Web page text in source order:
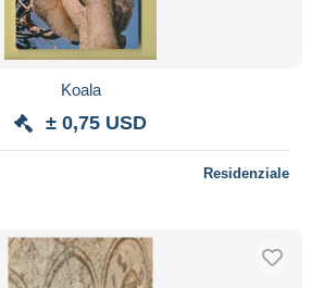
Koala
± 0,75 USD
Residenziale